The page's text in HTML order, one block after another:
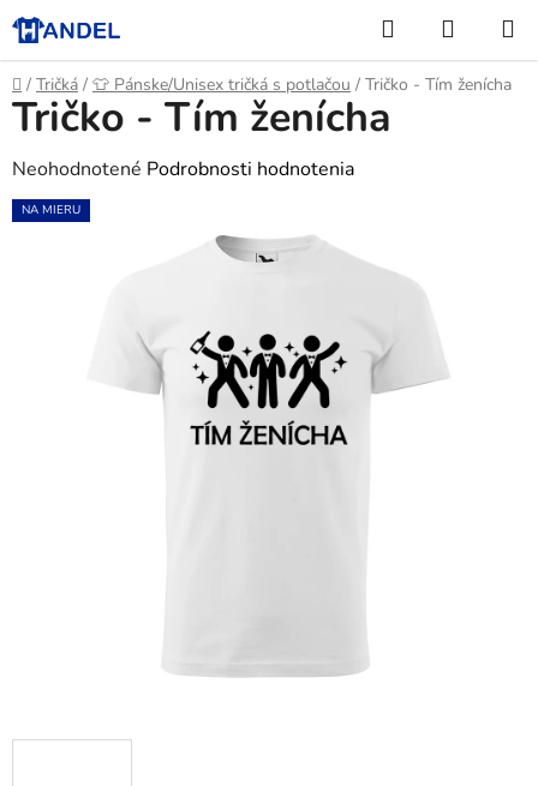
Prejsť
na
obsah
Hľadať
KOŠÍK
Domov
/ Tričká / 👕 Pánske/Unisex tričká s potlačou / Tričko - Tím ženícha
Tričko - Tím ženícha
Priemerné
hodnotenie
Neohodnotené Podrobnosti hodnotenia
NA MIERU